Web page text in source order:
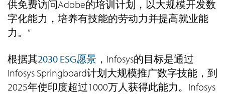
供免费访问Adobe的培训计划，以大规模开发数
字化能力，培养有技能的劳动力并提高就业能
力。”
根据其2030 ESG愿景 ，Infosys的目标是通过
Infosys Springboard计划大规模推广数字技能，到
2025年使印度超过1000万人获得此能力。Infosys